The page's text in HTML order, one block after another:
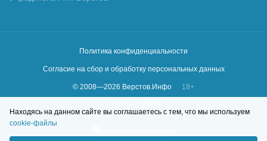
Политика конфиденциальности
Согласие на сбор и обработку персональных данных
© 2008—2026 Верстов.Инфо
18+
Находясь на данном сайте вы соглашаетесь с тем, что мы используем
cookie-файлы